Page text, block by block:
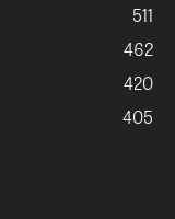
511
462
420
405